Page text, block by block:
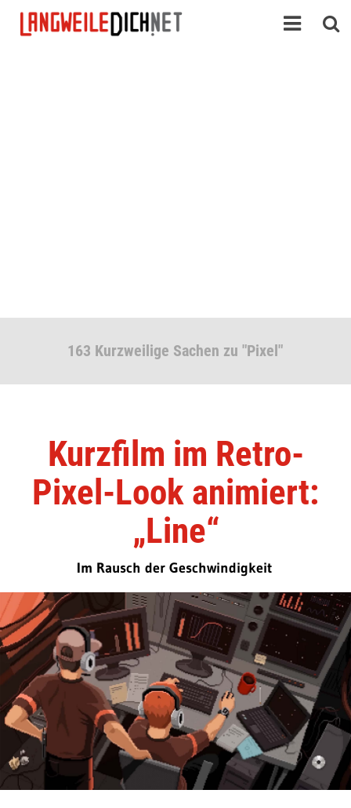
163 Kurzweilige Sachen zu "Pixel"
Kurzfilm im Retro-
Pixel-Look animiert:
„Line“
Im Rausch der Geschwindigkeit